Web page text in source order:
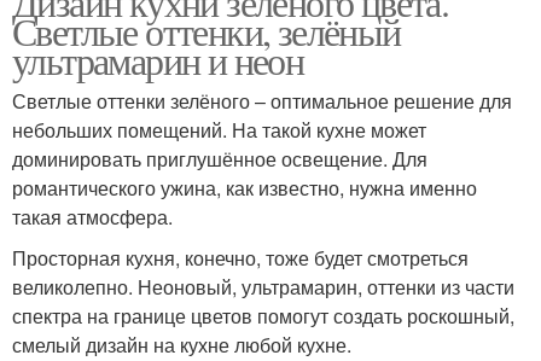
Светлые оттенки, зелёный
ультрамарин и неон
Светлые оттенки зелёного – оптимальное решение для
небольших помещений. На такой кухне может
доминировать приглушённое освещение. Для
романтического ужина, как известно, нужна именно
такая атмосфера.
Просторная кухня, конечно, тоже будет смотреться
великолепно. Неоновый, ультрамарин, оттенки из части
спектра на границе цветов помогут создать роскошный,
смелый дизайн на кухне любой кухне.